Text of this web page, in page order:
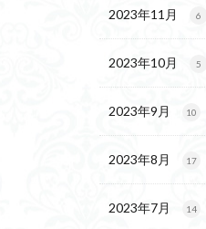
2023年11月 6
2023年10月 5
2023年9月 10
2023年8月 17
2023年7月 14